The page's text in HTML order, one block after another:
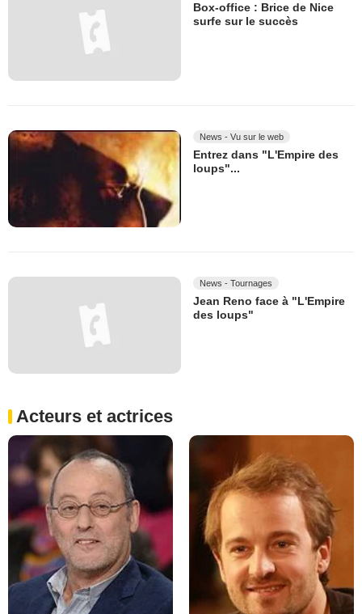
Box-office : Brice de Nice
surfe sur le succès
News - Vu sur le web
Entrez dans "L'Empire des
loups"...
News - Tournages
Jean Reno face à "L'Empire
des loups"
Acteurs et actrices